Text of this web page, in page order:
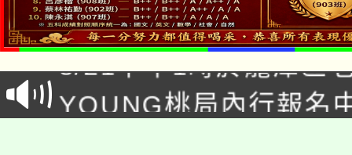
「本色祭」8/29、30在
場熱烈登場!
8/21下午1時於龍潭區
徵才活動。
YOUNG桃局內行報名